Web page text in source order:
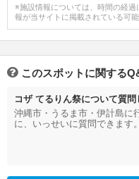
※施設情報については、時間の経
報が当サイトに掲載されている可能
このスポットに関する
コザ てるりん祭について質問
沖縄市・うるま市・伊計島に
に、いっせいに質問できます。